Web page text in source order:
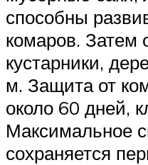
способны
комаров. Затем
кустарники,
м. Защита от
около 60 дней,
Максимальное
сохраняется